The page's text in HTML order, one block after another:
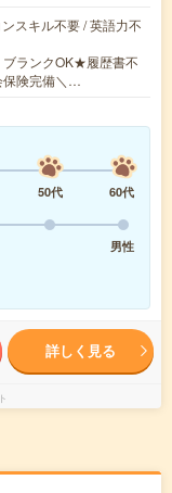
スキル不要 / 英語力不
ランクOK★履歴書不
保険完備＼…
50代
60代
男性
詳しく見る